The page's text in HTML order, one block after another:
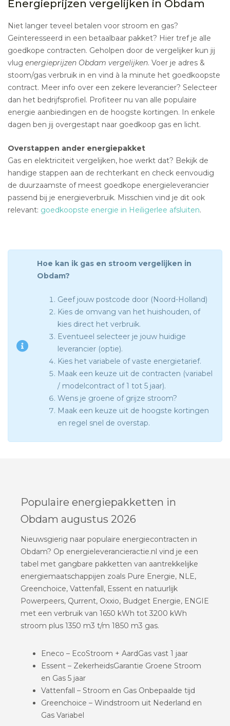
Energieprijzen vergelijken in Obdam
Niet langer teveel betalen voor stroom en gas?
Geïnteresseerd in een betaalbaar pakket? Hier tref je alle
goedkope contracten. Geholpen door de vergelijker kun jij
vlug energieprijzen Obdam vergelijken. Voer je adres &
stoom/gas verbruik in en vind à la minute het goedkoopste
contract. Meer info over een zekere leverancier? Selecteer
dan het bedrijfsprofiel. Profiteer nu van alle populaire
energie aanbiedingen en de hoogste kortingen. In enkele
dagen ben jij overgestapt naar goedkoop gas en licht.
Overstappen ander energiepakket
Gas en elektriciteit vergelijken, hoe werkt dat? Bekijk de
handige stappen aan de rechterkant en check eenvoudig
de duurzaamste of meest goedkope energieleverancier
passend bij je energieverbruik. Misschien vind je dit ook
relevant: goedkoopste energie in Heiligerlee afsluiten.
Hoe kan ik gas en stroom vergelijken in
Obdam?
Geef jouw postcode door (Noord-Holland)
Kies de omvang van het huishouden, of
kies direct het verbruik.
Eventueel selecteer je jouw huidige
leverancier (optie).
Kies het variabele of vaste energietarief.
Maak een keuze uit de contracten (variabel
/ modelcontract of 1 tot 5 jaar).
Wens je groene of grijze stroom?
Maak een keuze uit de hoogste kortingen
en regel snel de overstap.
Populaire energiepakketten in
Obdam augustus 2026
Nieuwsgierig naar populaire energiecontracten in
Obdam? Op energieleverancieractie.nl vind je een
tabel met gangbare pakketten van aantrekkelijke
energiemaatschappijen zoals Pure Energie, NLE,
Greenchoice, Vattenfall, Essent en natuurlijk
Powerpeers, Qurrent, Oxxio, Budget Energie, ENGIE
met een verbruik van 1650 kWh tot 3200 kWh
stroom plus 1350 m3 t/m 1850 m3 gas.
Eneco – EcoStroom + AardGas vast 1 jaar
Essent – ZekerheidsGarantie Groene Stroom
en Gas 5 jaar
Vattenfall – Stroom en Gas Onbepaalde tijd
Greenchoice – Windstroom uit Nederland en
Gas Variabel